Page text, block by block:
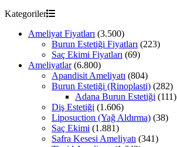
Kategoriler
Ameliyat Fiyatları (3.500)
Burun Estetiği Fiyatları (223)
Saç Ekimi Fiyatları (69)
Ameliyatlar(6.800)
Apandisit Ameliyatı (804)
Burun Estetiği (Rinoplasti) (282)
Adana Burun Estetiği (111)
Diş Estetiği (1.606)
Liposuction (Yağ Aldırma) (38)
Saç Ekimi (1.881)
Safra Kesesi Ameliyatı (341)